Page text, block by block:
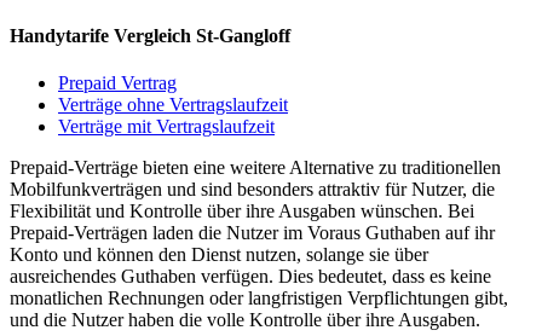
Handytarife Vergleich St-Gangloff
Prepaid Vertrag
Verträge ohne Vertragslaufzeit
Verträge mit Vertragslaufzeit
Prepaid-Verträge bieten eine weitere Alternative zu traditionellen
Mobilfunkverträgen und sind besonders attraktiv für Nutzer, die
Flexibilität und Kontrolle über ihre Ausgaben wünschen. Bei
Prepaid-Verträgen laden die Nutzer im Voraus Guthaben auf ihr
Konto und können den Dienst nutzen, solange sie über
ausreichendes Guthaben verfügen. Dies bedeutet, dass es keine
monatlichen Rechnungen oder langfristigen Verpflichtungen gibt,
und die Nutzer haben die volle Kontrolle über ihre Ausgaben.